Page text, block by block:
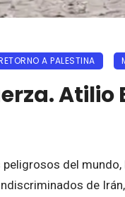
A PALESTINA
Atilio
del
de